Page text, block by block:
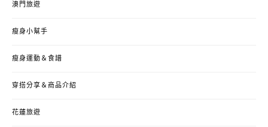
澳門旅遊
瘦身小幫手
瘦身運動＆食譜
穿搭分享＆商品介紹
花蓮旅遊